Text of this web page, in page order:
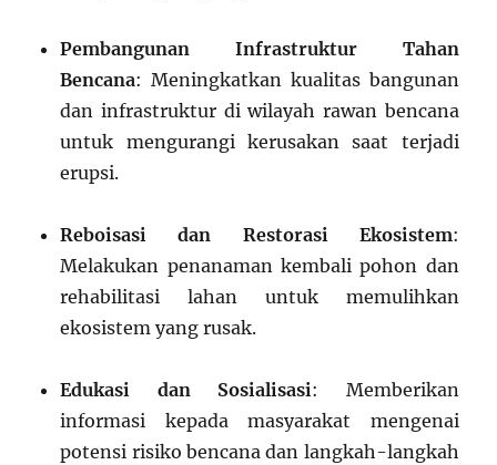
Pembangunan Infrastruktur Tahan
Bencana: Meningkatkan kualitas bangunan
dan infrastruktur di wilayah rawan bencana
untuk mengurangi kerusakan saat terjadi
erupsi.
Reboisasi dan Restorasi Ekosistem:
Melakukan penanaman kembali pohon dan
rehabilitasi lahan untuk memulihkan
ekosistem yang rusak.
Edukasi dan Sosialisasi: Memberikan
informasi kepada masyarakat mengenai
potensi risiko bencana dan langkah-langkah